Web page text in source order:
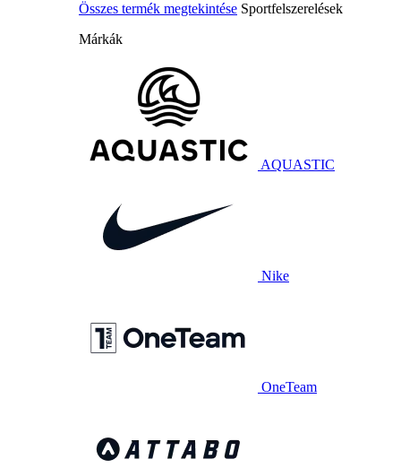
Összes termék megtekintése Sportfelszerelések
Márkák
AQUASTIC
Nike
OneTeam